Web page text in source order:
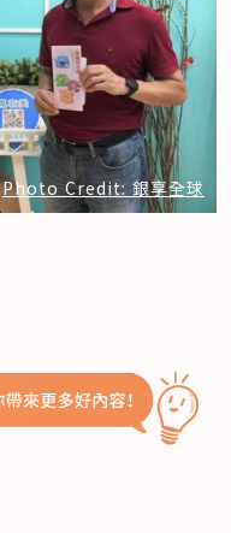
Photo Credit: 銀享全球